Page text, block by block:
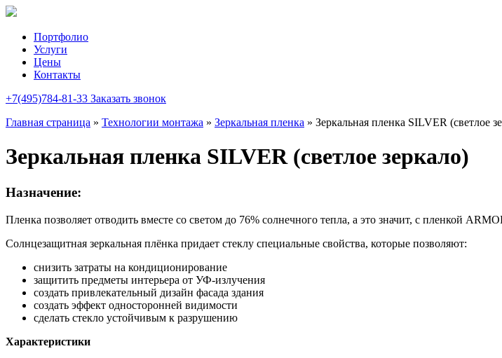
Портфолио
Услуги
Цены
Контакты
+7(495)784-81-33 Заказать звонок
Главная страница » Технологии монтажа » Зеркальная пленка » Зеркальная пленка SILVER (светлое
Зеркальная пленка SILVER (светлое зеркало)
Назначение:
Пленка позволяет отводить вместе со светом до 76% солнечного тепла, а это значит, с пленкой
Солнцезащитная зеркальная плёнка придает стеклу специальные свойства, которые позволяют:
снизить затраты на кондиционирование
защитить предметы интерьера от УФ-излучения
создать привлекательный дизайн фасада здания
создать эффект односторонней видимости
сделать стекло устойчивым к разрушению
Характеристики